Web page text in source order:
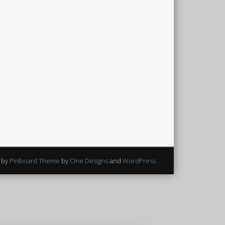
Pinboard Theme by One Designsand WordPress